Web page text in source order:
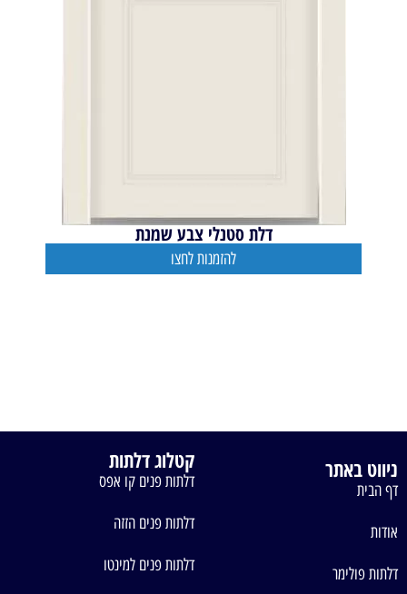
דלת סטנלי צבע שמנת
להזמנות לחצו
ניווט באתר
דף הבית
אודות
דלתות פולימר
קטלוג דלתות
דלתות פנים קו אפס
דלתות פנים הזזה
דלתות פנים למינטו